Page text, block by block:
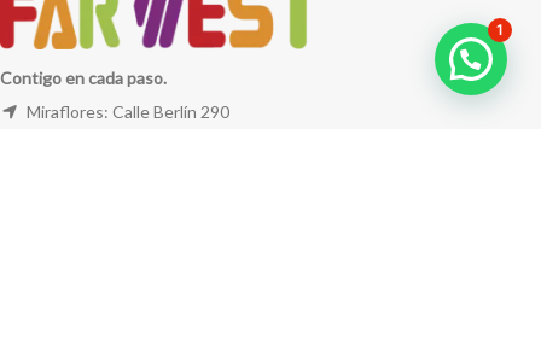
Contigo en cada paso.
Miraflores: Calle Berlín 290
1